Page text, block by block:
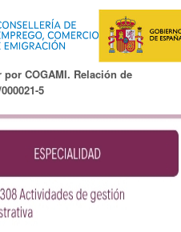
COGAMI. Relación de
5